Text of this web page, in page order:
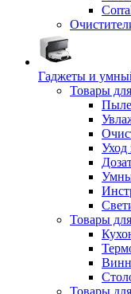
Гаджеты и
Товары
Уход
Товары
Товары